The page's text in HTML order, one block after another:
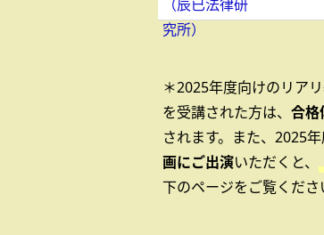
＊2025年度向けのリア
を受講された方は、 合格
されます。また、2025
画にご出演いただくと、
下のページをご覧くださ